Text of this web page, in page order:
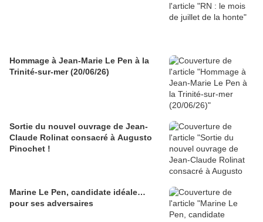
Hommage à Jean-Marie Le Pen à la
Trinité-sur-mer (20/06/26)
Sortie du nouvel ouvrage de Jean-
Claude Rolinat consacré à Augusto
Pinochet !
Marine Le Pen, candidate idéale…
pour ses adversaires